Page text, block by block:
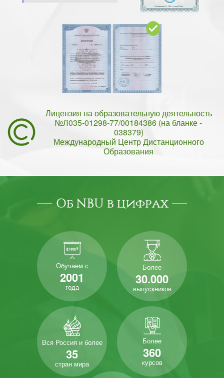
Лицензия на образовательную деятельность
№Л035-01298-77/00184386 (на бланке -
038379)
Международный Центр Дистанционного
Образования
Об NBU в цифрах
Обучаем с
2001
года
Более
30.000
выпускников
Вся Россия и более
35
стран мира
Более
360
курсов